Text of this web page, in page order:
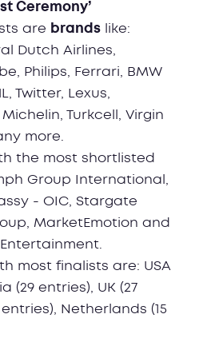
Ceremony’
are brands like:
Dutch Airlines,
Philips, Ferrari, BMW
Twitter, Lexus,
Turkcell, Virgin
more.
the most shortlisted
Group International,
- OIC, Stargate
MarketEmotion and
most finalists are: USA
(29 entries), UK (27
Netherlands (15